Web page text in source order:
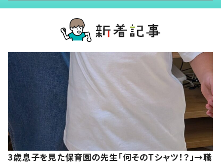
3歳息子を見た保育園の先生「何そのTシャツ！？」→職